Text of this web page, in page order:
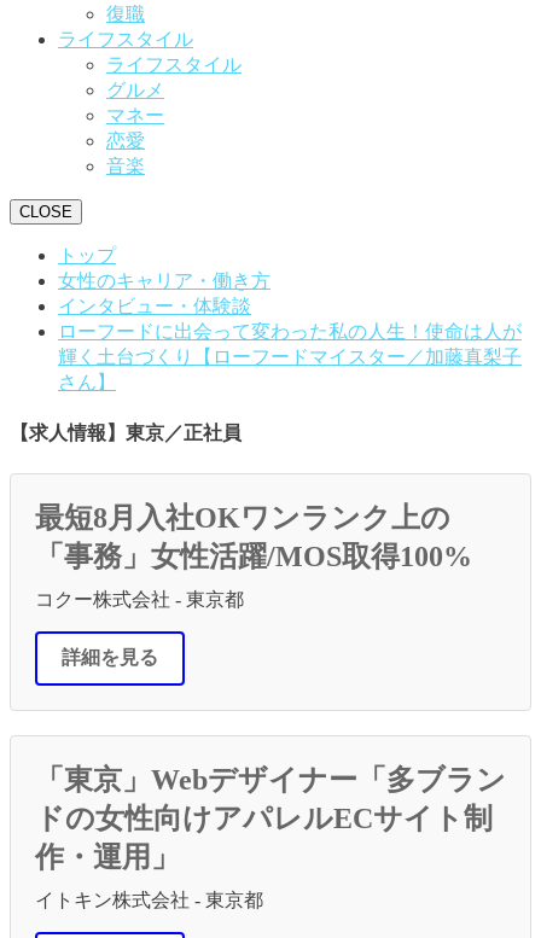
復職
ライフスタイル
ライフスタイル
グルメ
マネー
恋愛
音楽
CLOSE
トップ
女性のキャリア・働き方
インタビュー・体験談
ローフードに出会って変わった私の人生！使命は人が
輝く土台づくり【ローフードマイスター／加藤真梨子
さん】
【求人情報】東京／正社員
最短8月入社OKワンランク上の
「事務」女性活躍/MOS取得100%
コクー株式会社 - 東京都
詳細を見る
「東京」Webデザイナー「多ブラン
ドの女性向けアパレルECサイト制
作・運用」
イトキン株式会社 - 東京都